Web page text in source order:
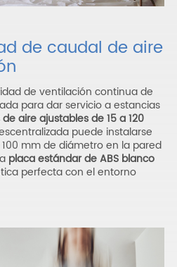
de caudal de aire
de ventilación continua de
para dar servicio a estancias
aire ajustables de 15 a 120
puede instalarse
mm de diámetro en la pared
placa estándar de ABS blanco
perfecta con el entorno